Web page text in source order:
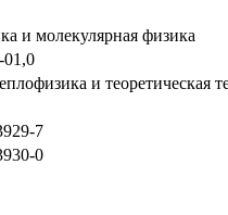
и молекулярная физика
01,0
и теоретическая
7
0